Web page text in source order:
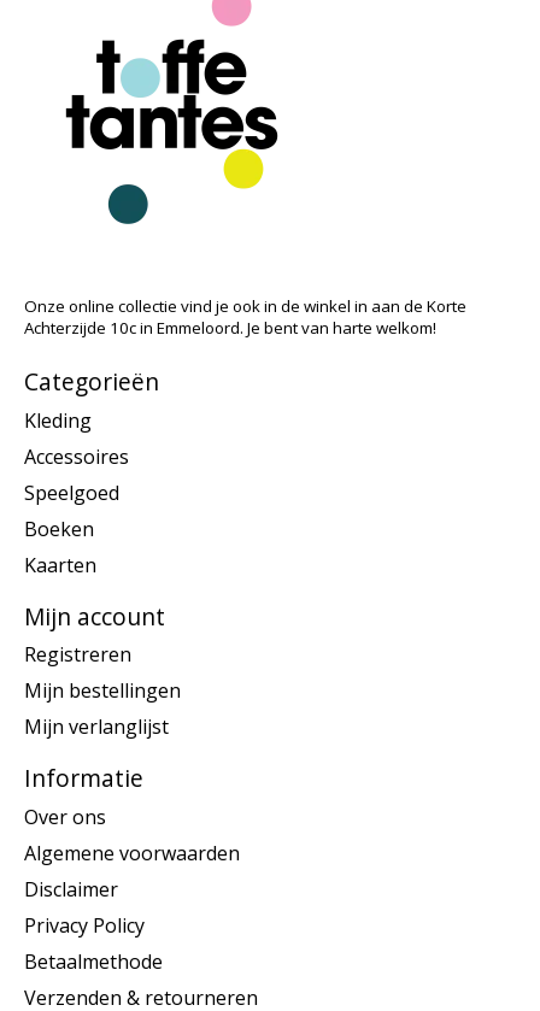
Onze online collectie vind je ook in de winkel in aan de Korte
Achterzijde 10c in Emmeloord. Je bent van harte welkom!
Categorieën
Kleding
Accessoires
Speelgoed
Boeken
Kaarten
Mijn account
Registreren
Mijn bestellingen
Mijn verlanglijst
Informatie
Over ons
Algemene voorwaarden
Disclaimer
Privacy Policy
Betaalmethode
Verzenden & retourneren